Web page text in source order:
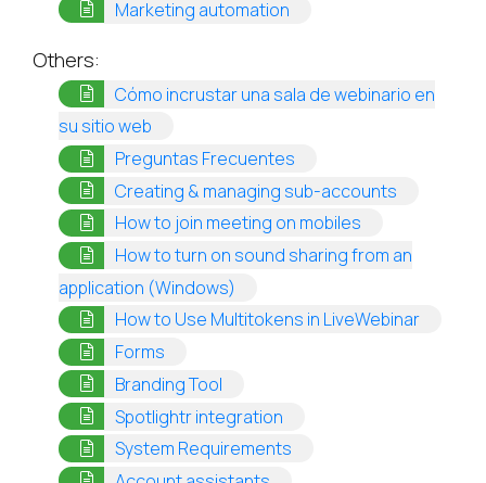
Marketing automation
Others:
Cómo incrustar una sala de webinario en
su sitio web
Preguntas Frecuentes
Creating & managing sub-accounts
How to join meeting on mobiles
How to turn on sound sharing from an
application (Windows)
How to Use Multitokens in LiveWebinar(opens
Forms
Branding Tool
Spotlightr integration
System Requirements